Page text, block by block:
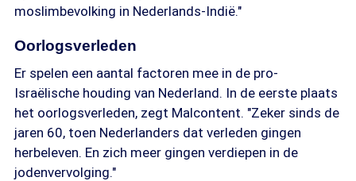
moslimbevolking in Nederlands-Indië."
Oorlogsverleden
Er spelen een aantal factoren mee in de pro-
Israëlische houding van Nederland. In de eerste plaats
het oorlogsverleden, zegt Malcontent. "Zeker sinds de
jaren 60, toen Nederlanders dat verleden gingen
herbeleven. En zich meer gingen verdiepen in de
jodenvervolging."